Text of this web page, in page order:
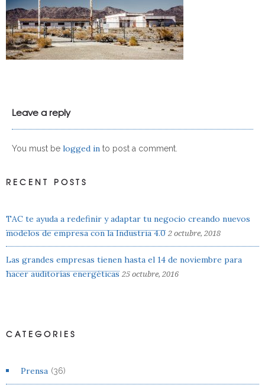
Leave a reply
You must be logged in to post a comment.
RECENT POSTS
TAC te ayuda a redefinir y adaptar tu negocio creando nuevos
modelos de empresa con la Industria 4.0 2 octubre, 2018
Las grandes empresas tienen hasta el 14 de noviembre para
hacer auditorías energéticas 25 octubre, 2016
CATEGORIES
Prensa (36)